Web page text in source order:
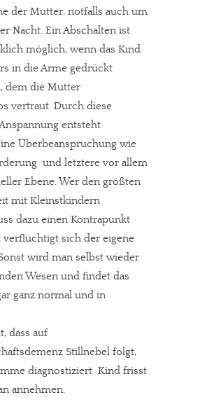
der Mutter, notfalls auch um
Nacht. Ein Abschalten ist
möglich, wenn das Kind
in die Arme gedrückt
dem die Mutter
vertraut. Durch diese
entsteht
Überbeanspruchung wie
 und letztere vor allem
Ebene. Wer den größten
mit Kleinstkindern
dazu einen Kontrapunkt
verflüchtigt sich der eigene
wird man selbst wieder
Wesen und findet das
ganz normal und in
dass auf
Stillnebel folgt,
diagnostiziert  Kind frisst
annehmen.